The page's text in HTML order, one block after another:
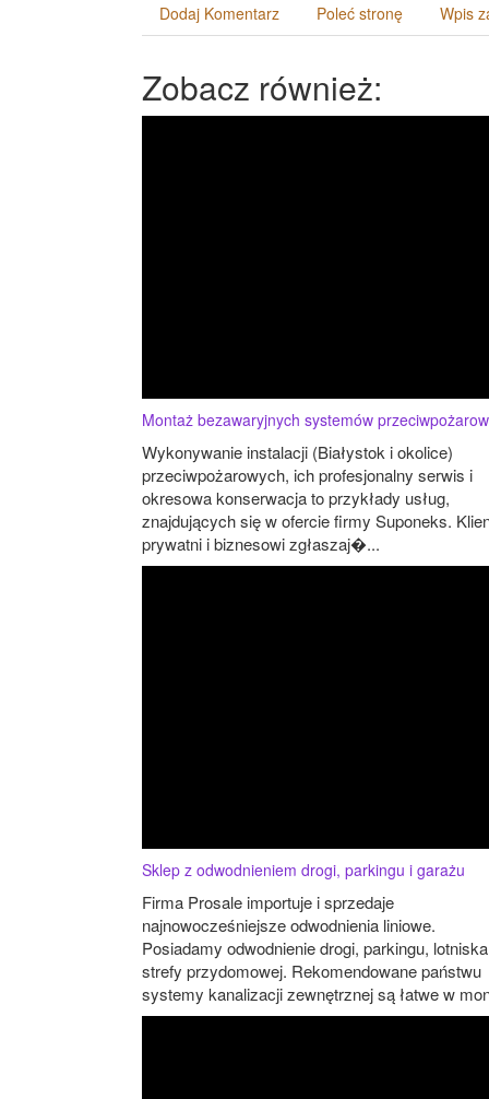
Dodaj Komentarz Poleć stronę Wpis
Zobacz również:
Montaż bezawaryjnych systemów
Wykonywanie instalacji (Białystok i okolice)
przeciwpożarowych, ich profesjonalny serwis i
okresowa konserwacja to przykłady usług,
znajdujących się w ofercie firmy Suponeks.
prywatni i biznesowi zgłaszaj�...
Sklep z odwodnieniem drogi, parkingu i garażu
Firma Prosale importuje i sprzedaje
najnowocześniejsze odwodnienia liniowe.
Posiadamy odwodnienie drogi, parkingu,
strefy przydomowej. Rekomendowane państwu
systemy kanalizacji zewnętrznej są łatwe w